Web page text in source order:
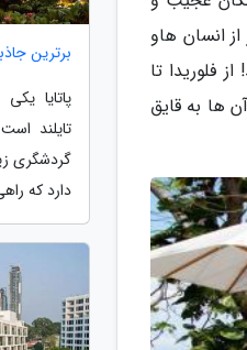
انسان هاو
فلوریدا تا
ها به قایق
برترین
پاتایا
تایلند
گردشگری
دارد که